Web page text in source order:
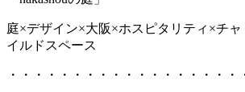
庭×デザイン×大阪×ホスピタリティ×チャ
イルドスペース
・・・・・・・・・・・・・・・・・